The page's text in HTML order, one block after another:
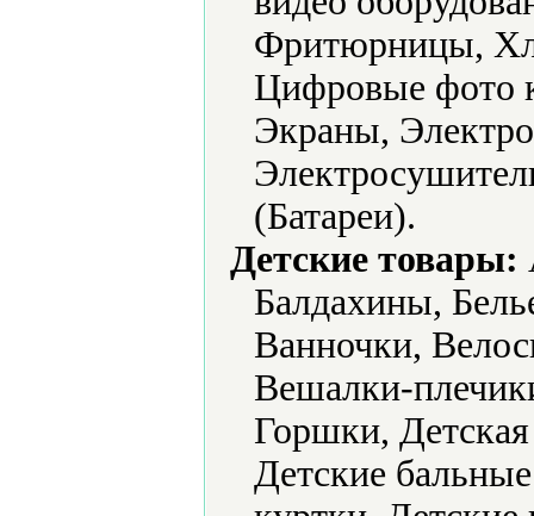
Фритюрницы,
Цифровые фото
Экраны,
(Батареи).
Детские товары:
Балдахины,
Ванночки,
Вешалки-
Горшки,
Детские